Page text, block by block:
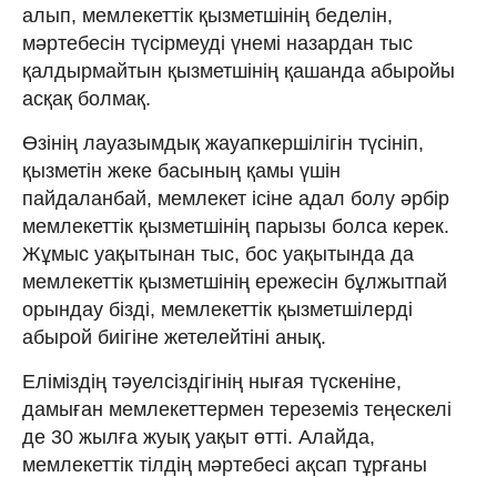
алып, мемлекеттік қызметшінің беделін,
мәртебесін түсірмеуді үнемі назардан тыс
қалдырмайтын қызметшінің қашанда абыройы
асқақ болмақ.
Өзінің лауазымдық жауапкершілігін түсініп,
қызметін жеке басының қамы үшін
пайдаланбай, мемлекет ісіне адал болу әрбір
мемлекеттік қызметшінің парызы болса керек.
Жұмыс уақытынан тыс, бос уақытында да
мемлекеттік қызметшінің ережесін бұлжытпай
орындау бізді, мемлекеттік қызметшілерді
абырой биігіне жетелейтіні анық.
Еліміздің тәуелсіздігінің нығая түскеніне,
дамыған мемлекеттермен тереземіз теңескелі
де 30 жылға жуық уақыт өтті. Алайда,
мемлекеттік тілдің мәртебесі ақсап тұрғаны